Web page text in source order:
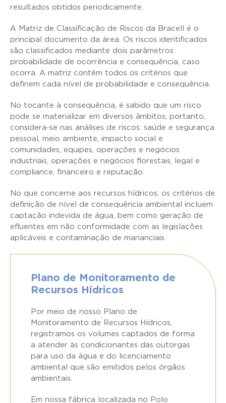
resultados obtidos periodicamente.
A Matriz de Classificação de Riscos da Bracell é o
principal documento da área. Os riscos identificados
são classificados mediante dois parâmetros:
probabilidade de ocorrência e consequência, caso
ocorra. A matriz contém todos os critérios que
definem cada nível de probabilidade e consequência.
No tocante à consequência, é sabido que um risco
pode se materializar em diversos âmbitos, portanto,
considera-se nas análises de riscos: saúde e segurança
pessoal, meio ambiente, impacto social e
comunidades, equipes, operações e negócios
industriais, operações e negócios florestais, legal e
compliance, financeiro e reputação.
No que concerne aos recursos hídricos, os critérios de
definição de nível de consequência ambiental incluem
captação indevida de água, bem como geração de
efluentes em não conformidade com as legislações
aplicáveis e contaminação de mananciais.
Plano de Monitoramento de
Recursos Hídricos
Por meio de nosso Plano de
Monitoramento de Recursos Hídricos,
registramos os volumes captados de forma
a atender às condicionantes das outorgas
para uso da água e do licenciamento
ambiental que são emitidos pelos órgãos
ambientais.
Em nossa fábrica localizada no Polo